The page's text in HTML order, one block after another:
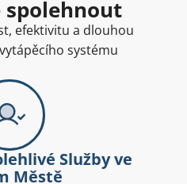
spolehnout
efektivitu a dlouhou
systému
Služby ve
Městě